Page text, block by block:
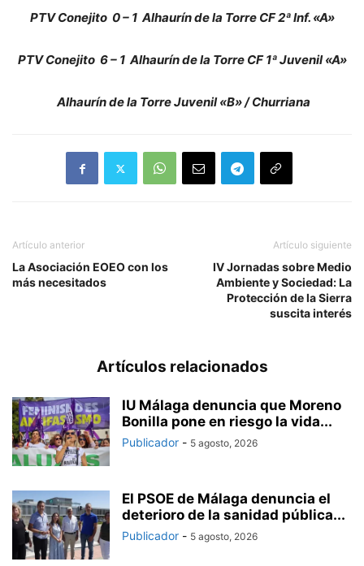
PTV Conejito 0 – 1Alhaurín de la Torre CF 2ª Inf. «A»
PTV Conejito 6 – 1Alhaurín de la Torre CF 1ª Juvenil «A»
Alhaurín de la Torre Juvenil «B» / Churriana
Artículo anterior
La Asociación EOEO con los
más necesitados
Artículo siguiente
IV Jornadas sobre Medio
Ambiente y Sociedad: La
Protección de la Sierra
suscita interés
Artículos relacionados
IU Málaga denuncia que Moreno
Bonilla pone en riesgo la vida...
Publicador - 5 agosto, 2026
El PSOE de Málaga denuncia el
deterioro de la sanidad pública...
Publicador - 5 agosto, 2026